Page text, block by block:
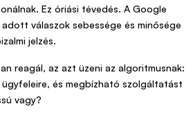
Ez óriási tévedés. A Google
adott válaszok sebessége és minősége
jelzés.
reagál, az azt üzeni az algoritmusnak:
ügyfeleire, és megbízható szolgáltatást
vagy?